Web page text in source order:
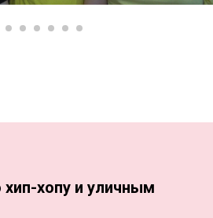
хип-хопу и уличным